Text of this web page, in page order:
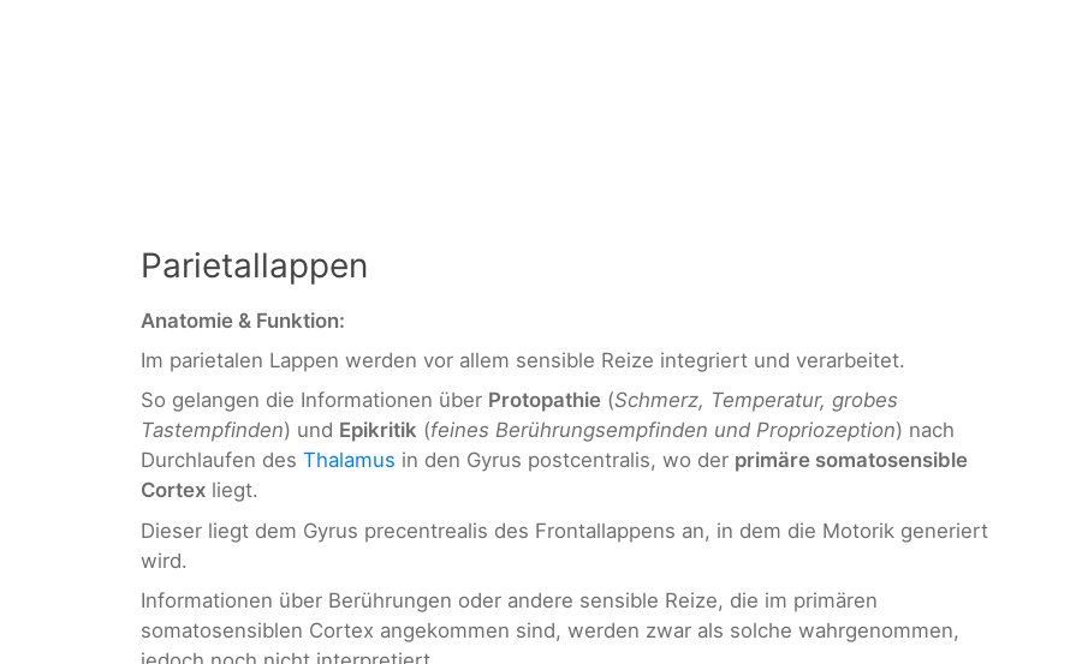
Parietallappen
Anatomie & Funktion:
Im parietalen Lappen werden vor allem sensible Reize integriert und verarbeitet.
So gelangen die Informationen über Protopathie (Schmerz, Temperatur, grobes
Tastempfinden) und Epikritik (feines Berührungsempfinden und Propriozeption) nach
Durchlaufen des Thalamus in den Gyrus postcentralis, wo der primäre somatosensible
Cortex liegt.
Dieser liegt dem Gyrus precentrealis des Frontallappens an, in dem die Motorik generiert
wird.
Informationen über Berührungen oder andere sensible Reize, die im primären
somatosensiblen Cortex angekommen sind, werden zwar als solche wahrgenommen,